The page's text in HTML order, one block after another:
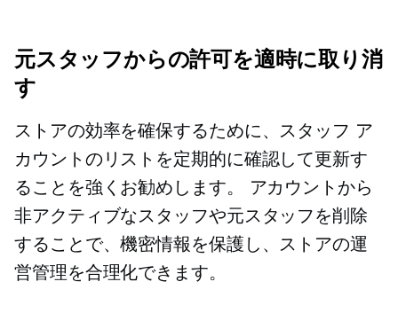
元スタッフからの許可を適時に取り消
す
ストアの効率を確保するために、スタッフ ア
カウントのリストを定期的に確認して更新す
ることを強くお勧めします。 アカウントから
非アクティブなスタッフや元スタッフを削除
することで、機密情報を保護し、ストアの運
営管理を合理化できます。